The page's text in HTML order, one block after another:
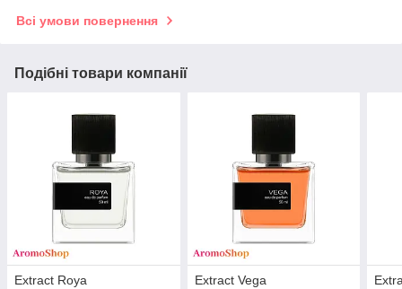
Всі умови повернення
Подібні товари компанії
Extract Roya
Extract Vega